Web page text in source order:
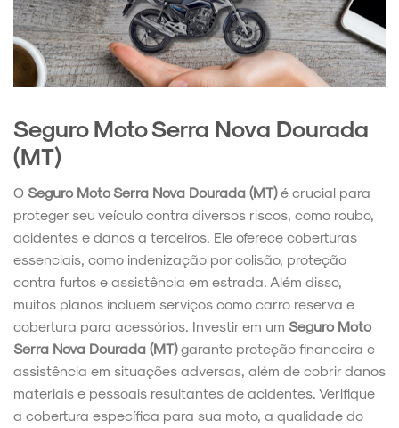
Seguro Moto Serra Nova Dourada
(MT)
O Seguro Moto Serra Nova Dourada (MT)é crucial para
proteger seu veículo contra diversos riscos, como roubo,
acidentes e danos a terceiros. Ele oferece coberturas
essenciais, como indenização por colisão, proteção
contra furtos e assistência em estrada. Além disso,
muitos planos incluem serviços como carro reserva e
cobertura para acessórios. Investir em um Seguro Moto
Serra Nova Dourada (MT)garante proteção financeira e
assistência em situações adversas, além de cobrir danos
materiais e pessoais resultantes de acidentes. Verifique
a cobertura específica para sua moto, a qualidade do